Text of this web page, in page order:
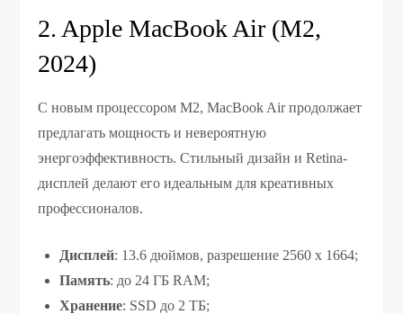
2. Apple MacBook Air (M2,
2024)
С новым процессором M2, MacBook Air продолжает
предлагать мощность и невероятную
энергоэффективность. Стильный дизайн и Retina-
дисплей делают его идеальным для креативных
профессионалов.
Дисплей: 13.6 дюймов, разрешение 2560 x 1664;
Память: до 24 ГБ RAM;
Хранение: SSD до 2 ТБ;